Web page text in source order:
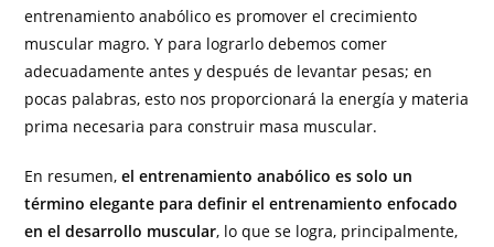
entrenamiento anabólico es promover el crecimiento
muscular magro. Y para lograrlo debemos comer
adecuadamente antes y después de levantar pesas; en
pocas palabras, esto nos proporcionará la energía y materia
prima necesaria para construir masa muscular.
En resumen,el entrenamiento anabólico es solo un
término elegante para definir el entrenamiento enfocado
en el desarrollo muscular, lo que se logra, principalmente,